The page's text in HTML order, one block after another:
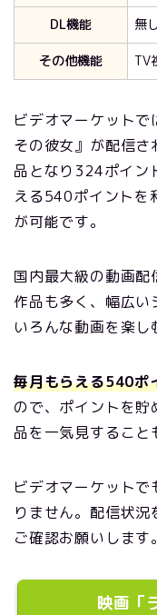
DL機能
無
その他機能
TV
ビデオマーケット
その彼女』が配信
品となり324ポイン
える540ポイントを
が可能です。
国内最大級の動画
作品も多く、幅広い
いろんな動画を楽し
毎月もらえる540ポ
ので、ポイントを
品を一気見すること
ビデオマーケット
りません。配信状況
ご確認お願いします。
映画「